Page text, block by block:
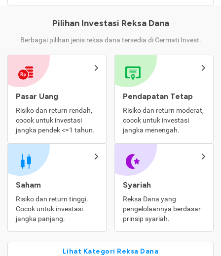
Pilihan Investasi Reksa Dana
Berbagai pilihan jenis reksa dana tersedia di Cermati Invest.
Pasar Uang
Risiko dan return rendah,
cocok untuk investasi
jangka pendek <=1 tahun.
Pendapatan Tetap
Risiko dan return moderat,
cocok untuk investasi
jangka menengah.
Saham
Risiko dan return tinggi.
Cocok untuk investasi
jangka panjang.
Syariah
Reksa Dana yang
pengelolaannya berdasar
prinsip syariah.
Lihat Kategori Reksa Dana